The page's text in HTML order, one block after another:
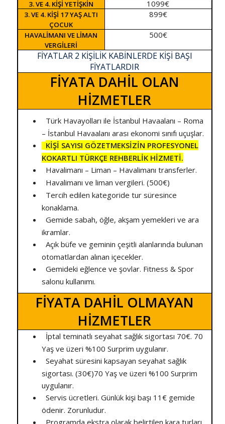
3. VE 4. KİŞİ YETİŞKİN 1099€
3. VE 4. KİŞİ 17 YAŞ ALTI
ÇOCUK
899€
HAVALİMANI VE LİMAN
VERGİLERİ
500€
FİYATLAR 2 KİŞİLİK KABİNLERDE KİŞİ BAŞI
FİYATLARDIR
FİYATA DAHİL OLAN
HİZMETLER
Türk Havayolları ile İstanbul Havaalanı – Roma
– İstanbul Havaalanı arası ekonomi sınıfı uçuşlar.
KİŞİ SAYISI GÖZETMEKSİZİN PROFESYONEL
KOKARTLI TÜRKÇE REHBERLİK HİZMETİ.
Havalimanı – Liman – Havalimanı transferler.
Havalimanı ve liman vergileri. (500€)
Tercih edilen kategoride tur süresince
konaklama.
Gemide sabah, öğle, akşam yemekleri ve ara
ikramlar.
Açık büfe ve geminin çeşitli alanlarında bulunan
otomatlardan alınan içecekler.
Gemideki eğlence ve şovlar. Fitness & Spor
salonu kullanımı.
FİYATA DAHİL OLMAYAN
HİZMETLER
İptal teminatlı seyahat sağlık sigortası 70€. 70
Yaş ve üzeri %100 Surprim uygulanır.
Seyahat süresini kapsayan seyahat sağlık
sigortası. (30€)70 Yaş ve üzeri %100 Surprim
uygulanır.
Servis ücretleri. Günlük kişi başı 11€ gemide
ödenir. Zorunludur.
Programda ekstra olarak belirtilen kara turları.